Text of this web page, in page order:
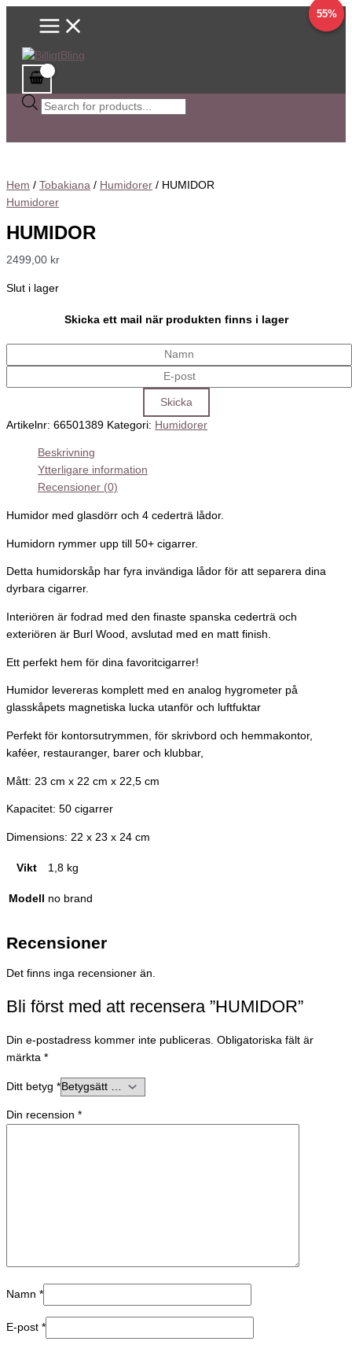
HoppaMain
Sök
efter
Hem / Tobakiana / Humidorer / HUMIDOR
Humidorer
HUMIDOR
2499,00 kr
Slut i lager
Skicka ett mail när produkten finns i lager
Artikelnr: 66501389 Kategori: Humidorer
Beskrivning
Ytterligare information
Recensioner (0)
Humidor med glasdörr och 4 cederträ lådor.
Humidorn rymmer upp till 50+ cigarrer.
Detta humidorskåp har fyra invändiga lådor för att separera dina
dyrbara cigarrer.
Interiören är fodrad med den finaste spanska cederträ och
exteriören är Burl Wood, avslutad med en matt finish.
Ett perfekt hem för dina favoritcigarrer!
Humidor levereras komplett med en analog hygrometer på
glasskåpets magnetiska lucka utanför och luftfuktar
Perfekt för kontorsutrymmen, för skrivbord och hemmakontor,
kaféer, restauranger, barer och klubbar,
Mått: 23 cm x 22 cm x 22,5 cm
Kapacitet: 50 cigarrer
Dimensions: 22 x 23 x 24 cm
Vikt 1,8 kg
Modell no brand
Recensioner
Det finns inga recensioner än.
Bli först med att recensera ”HUMIDOR”
Din e-postadress kommer inte publiceras. Obligatoriska fält är
märkta *
Ditt betyg *
Din recension *
Namn *
E-post *
17%
Det
Det
55%
Det
Det